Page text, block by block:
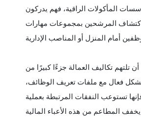
المأكولات الراقية، فهم يدركون
اكتشاف المرشحين بمجموعات مهارات
تلتهم تكاليف العمالة جزءًا كبيرًا من
فعال مع ملفات تعريف الوظائف،
تستوعب النفقات المرتبطة بعملية